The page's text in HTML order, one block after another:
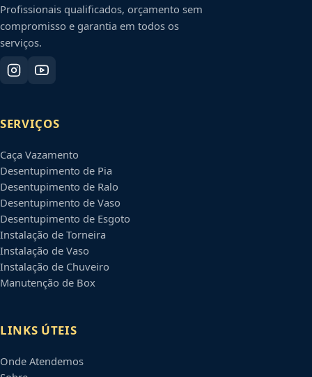
Profissionais qualificados, orçamento sem
compromisso e garantia em todos os
serviços.
SERVIÇOS
Caça Vazamento
Desentupimento de Pia
Desentupimento de Ralo
Desentupimento de Vaso
Desentupimento de Esgoto
Instalação de Torneira
Instalação de Vaso
Instalação de Chuveiro
Manutenção de Box
LINKS ÚTEIS
Onde Atendemos